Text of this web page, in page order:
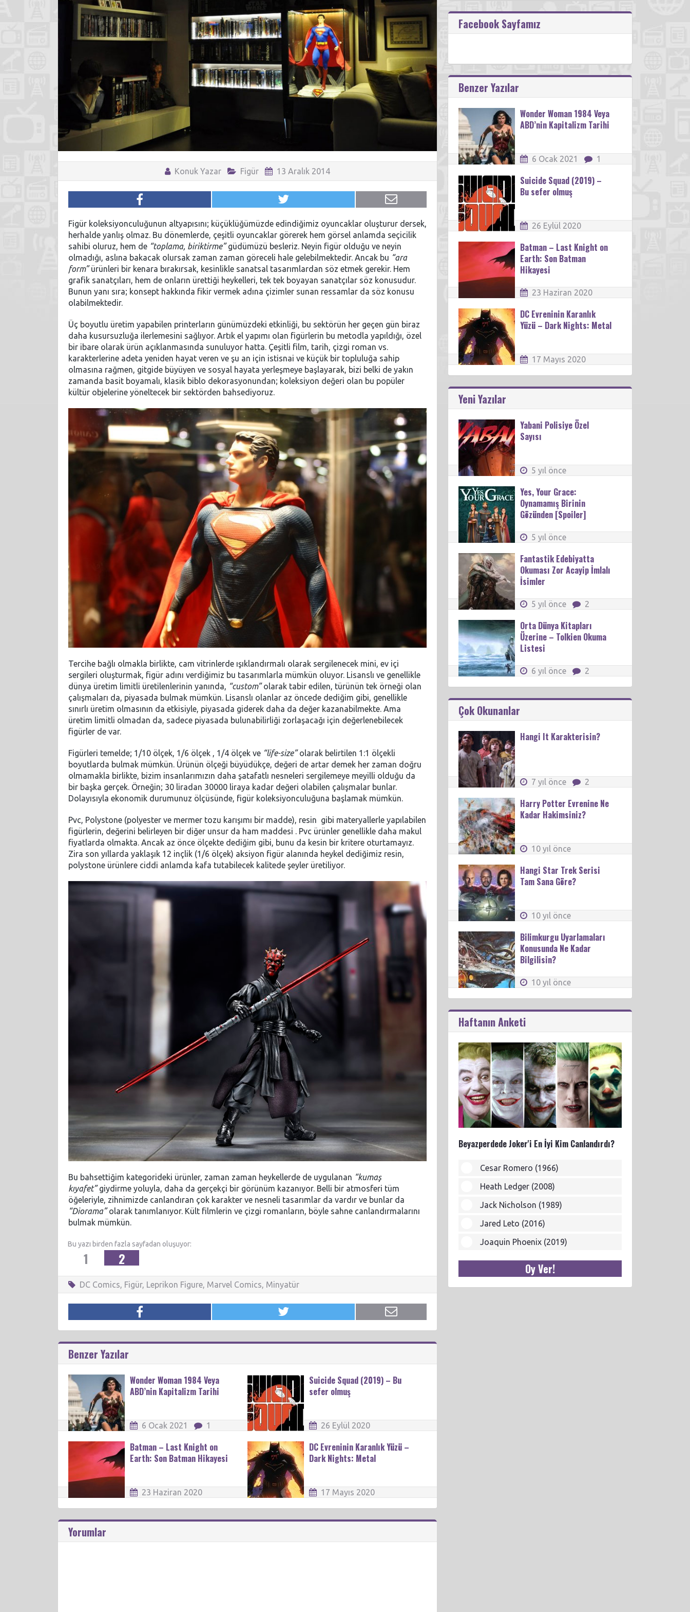
Konuk Yazar Figür 13 Aralık 2014
Figür koleksiyonculuğunun altyapısını; küçüklüğümüzde edindiğimiz oyuncaklar oluşturur dersek,
herhalde yanlış olmaz. Bu dönemlerde, çeşitli oyuncaklar görerek hem görsel anlamda seçicilik
sahibi oluruz, hem de “toplama, biriktirme”güdümüzü besleriz. Neyin figür olduğu ve neyin
olmadığı, aslına bakacak olursak zaman zaman göreceli hale gelebilmektedir. Ancak bu “ara
form”ürünleri bir kenara bırakırsak, kesinlikle sanatsal tasarımlardan söz etmek gerekir. Hem
grafik sanatçıları, hem de onların ürettiği heykelleri, tek tek boyayan sanatçılar söz konusudur.
Bunun yanı sıra; konsept hakkında fikir vermek adına çizimler sunan ressamlar da söz konusu
olabilmektedir.
Üç boyutlu üretim yapabilen printerların günümüzdeki etkinliği, bu sektörün her geçen gün biraz
daha kusursuzluğa ilerlemesini sağlıyor. Artık el yapımı olan figürlerin bu metodla yapıldığı, özel
bir ibare olarak ürün açıklanmasında sunuluyor hatta. Çeşitli film, tarih, çizgi roman vs.
karakterlerine adeta yeniden hayat veren ve şu an için istisnai ve küçük bir topluluğa sahip
olmasına rağmen, gitgide büyüyen ve sosyal hayata yerleşmeye başlayarak, bizi belki de yakın
zamanda basit boyamalı, klasik biblo dekorasyonundan; koleksiyon değeri olan bu popüler
kültür objelerine yöneltecek bir sektörden bahsediyoruz.
Tercihe bağlı olmakla birlikte, cam vitrinlerde ışıklandırmalı olarak sergilenecek mini, ev içi
sergileri oluşturmak, figür adını verdiğimiz bu tasarımlarla mümkün oluyor. Lisanslı ve genellikle
dünya üretim limitli üretilenlerinin yanında, “custom”olarak tabir edilen, türünün tek örneği olan
çalışmaları da, piyasada bulmak mümkün. Lisanslı olanlar az öncede dediğim gibi, genellikle
sınırlı üretim olmasının da etkisiyle, piyasada giderek daha da değer kazanabilmekte. Ama
üretim limitli olmadan da, sadece piyasada bulunabilirliği zorlaşacağı için değerlenebilecek
figürler de var.
Figürleri temelde; 1/10 ölçek, 1/6 ölçek , 1/4 ölçek ve “life-size”olarak belirtilen 1:1 ölçekli
boyutlarda bulmak mümkün. Ürünün ölçeği büyüdükçe, değeri de artar demek her zaman doğru
olmamakla birlikte, bizim insanlarımızın daha şatafatlı nesneleri sergilemeye meyilli olduğu da
bir başka gerçek. Örneğin; 30 liradan 30000 liraya kadar değeri olabilen çalışmalar bunlar.
Dolayısıyla ekonomik durumunuz ölçüsünde, figür koleksiyonculuğuna başlamak mümkün.
Pvc, Polystone (polyester ve mermer tozu karışımı bir madde), resin gibi materyallerle yapılabilen
figürlerin, değerini belirleyen bir diğer unsur da ham maddesi . Pvc ürünler genellikle daha makul
fiyatlarda olmakta. Ancak az önce ölçekte dediğim gibi, bunu da kesin bir kritere oturtamayız.
Zira son yıllarda yaklaşık 12 inçlik (1/6 ölçek) aksiyon figür alanında heykel dediğimiz resin,
polystone ürünlere ciddi anlamda kafa tutabilecek kalitede şeyler üretiliyor.
Bu bahsettiğim kategorideki ürünler, zaman zaman heykellerde de uygulanan “kumaş
kıyafet”giydirme yoluyla, daha da gerçekçi bir görünüm kazanıyor. Belli bir atmosferi tüm
öğeleriyle, zihnimizde canlandıran çok karakter ve nesneli tasarımlar da vardır ve bunlar da
“Diorama”olarak tanımlanıyor. Kült filmlerin ve çizgi romanların, böyle sahne canlandırmalarını
bulmak mümkün.
Bu yazı birden fazla sayfadan oluşuyor:
1 2
DC Comics, Figür, Leprikon Figure, Marvel Comics, Minyatür
Benzer Yazılar
Wonder Woman 1984 Veya
ABD’nin Kapitalizm Tarihi
6 Ocak 2021 1
Suicide Squad (2019) – Bu
sefer olmuş
26 Eylül 2020
Batman – Last Knight on
Earth: Son Batman Hikayesi
23 Haziran 2020
DC Evreninin Karanlık Yüzü –
Dark Nights: Metal
17 Mayıs 2020
Yorumlar
Facebook Sayfamız
Benzer Yazılar
Wonder Woman 1984 Veya
ABD’nin Kapitalizm Tarihi
6 Ocak 2021 1
Suicide Squad (2019) –
Bu sefer olmuş
26 Eylül 2020
Batman – Last Knight on
Earth: Son Batman
Hikayesi
23 Haziran 2020
DC Evreninin Karanlık
Yüzü – Dark Nights: Metal
17 Mayıs 2020
Yeni Yazılar
Yabani Polisiye Özel
Sayısı
5 yıl önce
Yes, Your Grace:
Oynamamış Birinin
Gözünden [Spoiler]
5 yıl önce
Fantastik Edebiyatta
Okuması Zor Acayip İmlalı
İsimler
5 yıl önce 2
Orta Dünya Kitapları
Üzerine – Tolkien Okuma
Listesi
6 yıl önce 2
Çok Okunanlar
Hangi It Karakterisin?
7 yıl önce 2
Harry Potter Evrenine Ne
Kadar Hakimsiniz?
10 yıl önce
Hangi Star Trek Serisi
Tam Sana Göre?
10 yıl önce
Bilimkurgu Uyarlamaları
Konusunda Ne Kadar
Bilgilisin?
10 yıl önce
Haftanın Anketi
Beyazperdede Joker'i En İyi Kim Canlandırdı?
Cesar Romero (1966)
Heath Ledger (2008)
Jack Nicholson (1989)
Jared Leto (2016)
Joaquin Phoenix (2019)
Oy Ver!